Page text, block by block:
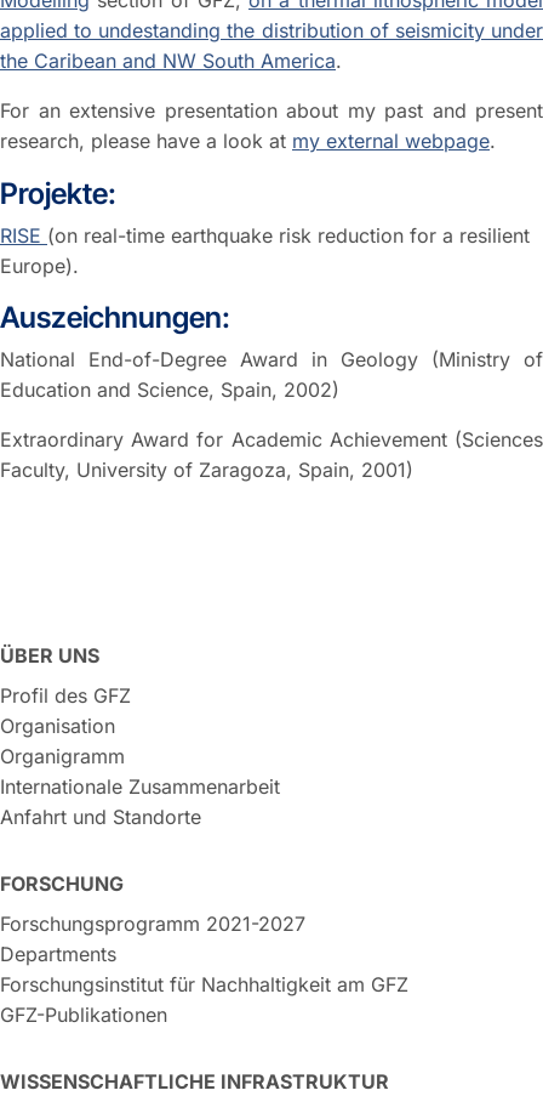
applied to undestanding the distribution of seismicity under
the Caribean and NW South America.
For an extensive presentation about my past and present
research, please have a look at my external webpage.
Projekte:
RISE (on real-time earthquake risk reduction for a resilient
Europe).
Auszeichnungen:
National End-of-Degree Award in Geology (Ministry of
Education and Science, Spain, 2002)
Extraordinary Award for Academic Achievement (Sciences
Faculty, University of Zaragoza, Spain, 2001)
ÜBER UNS
Profil des GFZ
Organisation
Organigramm
Internationale Zusammenarbeit
Anfahrt und Standorte
FORSCHUNG
Forschungsprogramm 2021-2027
Departments
Forschungsinstitut für Nachhaltigkeit am GFZ
GFZ-Publikationen
WISSENSCHAFTLICHE INFRASTRUKTUR